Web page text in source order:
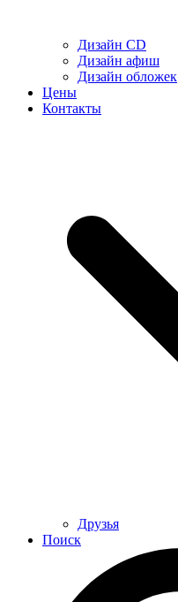
Дизайн CD
Дизайн афиш
Дизайн обложек
Цены
Контакты
Друзья
Поиск